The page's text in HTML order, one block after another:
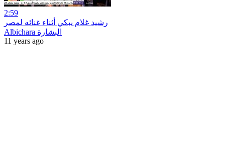
2:59
رشيد غلام يبكي أثناء غنائه لمصر
Albichara البشارة
11 years ago